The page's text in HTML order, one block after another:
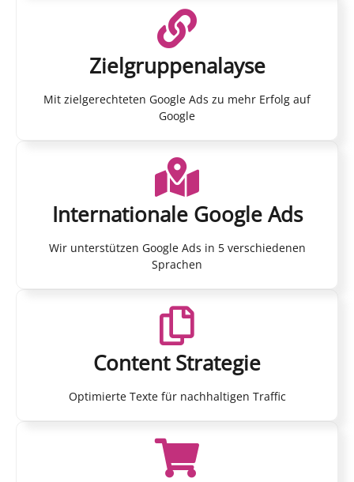
Zielgruppenalayse
Mit zielgerechteten Google Ads zu mehr Erfolg auf
Google
Internationale Google Ads
Wir unterstützen Google Ads in 5 verschiedenen
Sprachen
Content Strategie
Optimierte Texte für nachhaltigen Traffic